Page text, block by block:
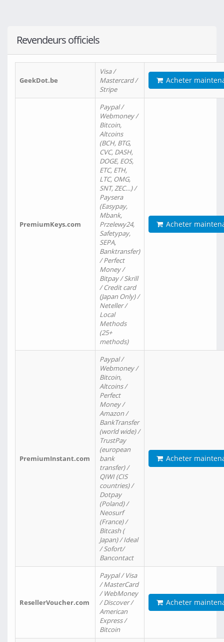
Revendeurs officiels
GeekDot.be
Visa /
Mastercard /
Stripe
Acheter
PremiumKeys.com
Paypal /
Webmoney /
Bitcoin,
Altcoins
(BCH, BTG,
CVC, DASH,
DOGE, EOS,
ETC, ETH,
LTC, OMG,
SNT, ZEC…) /
Paysera
(Easypay,
Mbank,
Przelewy24,
Safetypay,
SEPA,
Banktransfer)
/ Perfect
Money /
Bitpay / Skrill
/ Credit card
(Japan Only) /
Neteller /
Local
Methods
(25+
methods)
Acheter
PremiumInstant.com
Paypal /
Webmoney /
Bitcoin,
Altcoins /
Perfect
Money /
Amazon /
BankTransfer
(world wide) /
TrustPay
(european
bank
transfer) /
QIWI (CIS
countries) /
Dotpay
(Poland) /
Neosurf
(France) /
Bitcash (
Japan) / Ideal
/ Sofort/
Bancontact
Acheter
ResellerVoucher.com
Paypal / Visa
/ MasterCard
/ WebMoney
/ Discover /
American
Express /
Bitcoin
Acheter